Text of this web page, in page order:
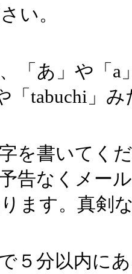
い。
「あ」や「a
「tabuchi」
を書いてく
告なくメー
ます。真剣
５分以内に